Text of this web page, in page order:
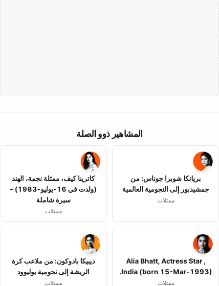
المشاهير ذوو الصلة
بريانكا شوبرا جوناس: من
جمشيدبور إلى النجومية العالمية
ممثلات
كاترينا كيف، ممثلة نجمة، الهند
(ولدت في 16-يوليو-1983) –
سيرة شاملة
ممثلات
Alia Bhatt, Actress Star ,
India (born 15-Mar-1993).
ممثلات
ديبيكا بادوكون: من ملاعب كرة
الريشة إلى نجومية بوليوود
ممثلات